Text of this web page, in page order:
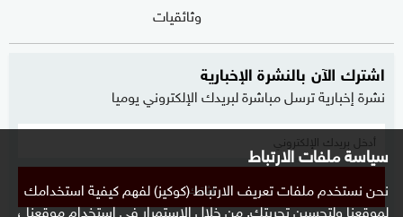
سياسة ملفات الارتباط
نحن نستخدم ملفات تعريف الارتباط (كوكيز) لفهم كيفية استخدامك
لموقعنا ولتحسين تجربتك. من خلال الاستمرار في استخدام موقعنا ،
وثائقيات
اشترك الآن بالنشرة الإخبارية
نشرة إخبارية ترسل مباشرة لبريدك الإلكتروني يوميا
إشترك